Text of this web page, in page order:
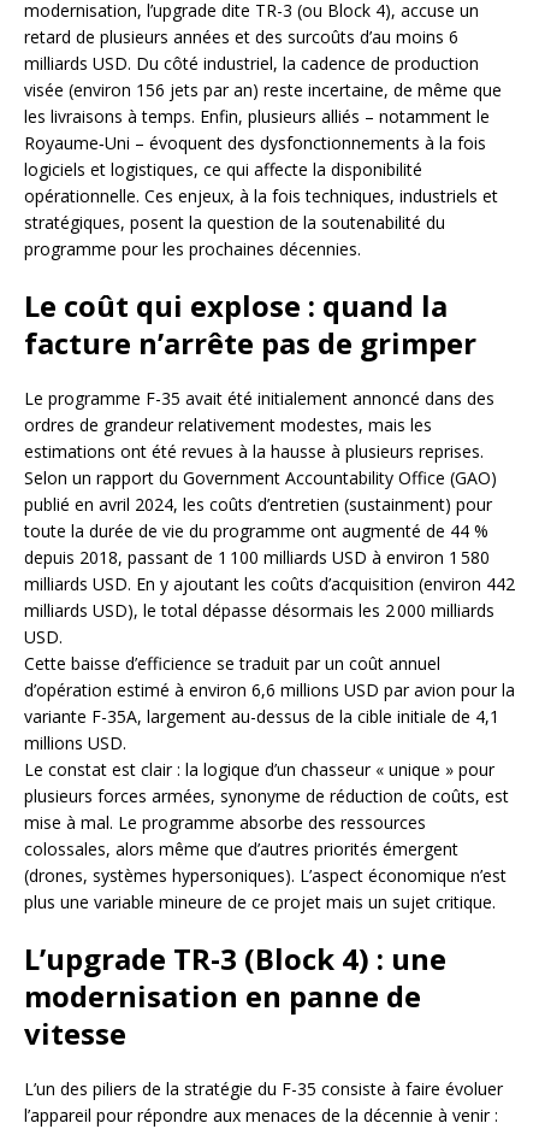
modernisation, l’upgrade dite TR-3 (ou Block 4), accuse un
retard de plusieurs années et des surcoûts d’au moins 6
milliards USD. Du côté industriel, la cadence de production
visée (environ 156 jets par an) reste incertaine, de même que
les livraisons à temps. Enfin, plusieurs alliés – notamment le
Royaume‑Uni – évoquent des dysfonctionnements à la fois
logiciels et logistiques, ce qui affecte la disponibilité
opérationnelle. Ces enjeux, à la fois techniques, industriels et
stratégiques, posent la question de la soutenabilité du
programme pour les prochaines décennies.
Le coût qui explose : quand la
facture n’arrête pas de grimper
Le programme F-35 avait été initialement annoncé dans des
ordres de grandeur relativement modestes, mais les
estimations ont été revues à la hausse à plusieurs reprises.
Selon un rapport du Government Accountability Office (GAO)
publié en avril 2024, les coûts d’entretien (sustainment) pour
toute la durée de vie du programme ont augmenté de 44 %
depuis 2018, passant de 1 100 milliards USD à environ 1 580
milliards USD. En y ajoutant les coûts d’acquisition (environ 442
milliards USD), le total dépasse désormais les 2 000 milliards
USD.
Cette baisse d’efficience se traduit par un coût annuel
d’opération estimé à environ 6,6 millions USD par avion pour la
variante F-35A, largement au-dessus de la cible initiale de 4,1
millions USD.
Le constat est clair : la logique d’un chasseur « unique » pour
plusieurs forces armées, synonyme de réduction de coûts, est
mise à mal. Le programme absorbe des ressources
colossales, alors même que d’autres priorités émergent
(drones, systèmes hypersoniques). L’aspect économique n’est
plus une variable mineure de ce projet mais un sujet critique.
L’upgrade TR-3 (Block 4) : une
modernisation en panne de
vitesse
L’un des piliers de la stratégie du F-35 consiste à faire évoluer
l’appareil pour répondre aux menaces de la décennie à venir :